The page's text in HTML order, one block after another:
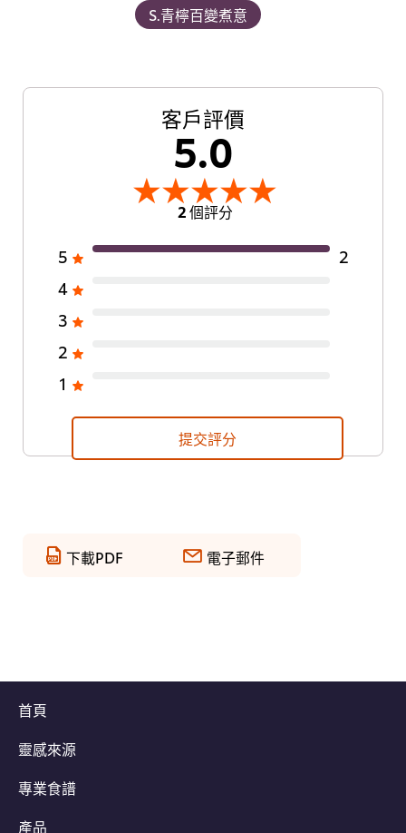
S.青檸百變煮意
客戶評價
5.0
2 個評分
5
2
4
3
2
1
提交評分
下載PDF 電子郵件
首頁
靈感來源
專業食譜
產品